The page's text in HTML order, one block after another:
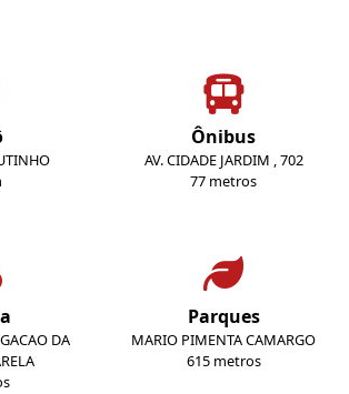
Ônibus
AV. CIDADE JARDIM , 702
77 metros
DA
Parques
MARIO PIMENTA CAMARGO
615 metros